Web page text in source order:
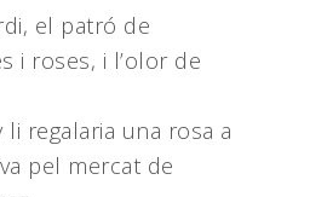
el patró de
i roses, i l’olor de
regalaria una rosa a
pel mercat de